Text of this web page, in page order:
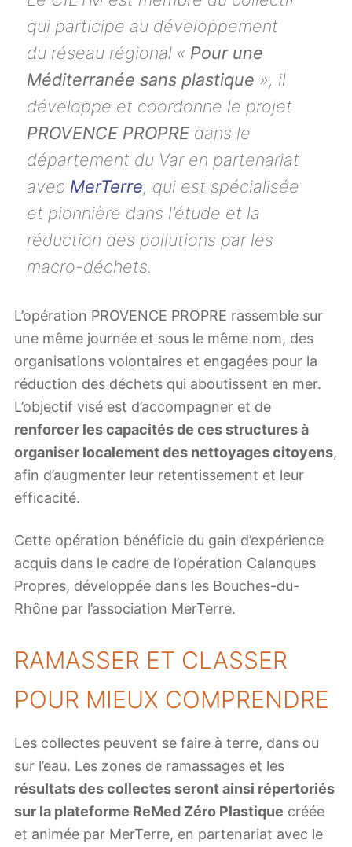
qui participe au développement
du réseau régional « Pour une
Méditerranée sans plastique », il
développe et coordonne le projet
PROVENCE PROPRE dans le
département du Var en partenariat
avec MerTerre, qui est spécialisée
et pionnière dans l’étude et la
réduction des pollutions par les
macro-déchets.
L’opération PROVENCE PROPRE rassemble sur
une même journée et sous le même nom, des
organisations volontaires et engagées pour la
réduction des déchets qui aboutissent en mer.
L’objectif visé est d’accompagner et de
renforcer les capacités de ces structures à
organiser localement des nettoyages citoyens,
afin d’augmenter leur retentissement et leur
efficacité.
Cette opération bénéficie du gain d’expérience
acquis dans le cadre de l’opération Calanques
Propres, développée dans les Bouches-du-
Rhône par l’association MerTerre.
RAMASSER ET CLASSER
POUR MIEUX COMPRENDRE
Les collectes peuvent se faire à terre, dans ou
sur l’eau. Les zones de ramassages et les
résultats des collectes seront ainsi répertoriés
sur la plateforme ReMed Zéro Plastique créée
et animée par MerTerre, en partenariat avec le